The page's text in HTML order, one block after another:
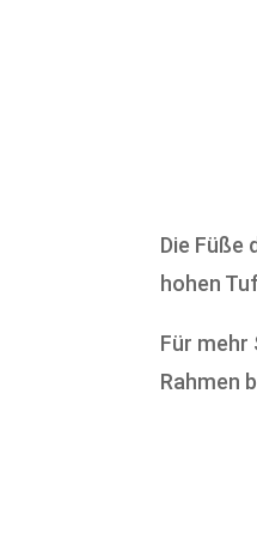
Die Füße
hohen
Für mehr
Rahmen